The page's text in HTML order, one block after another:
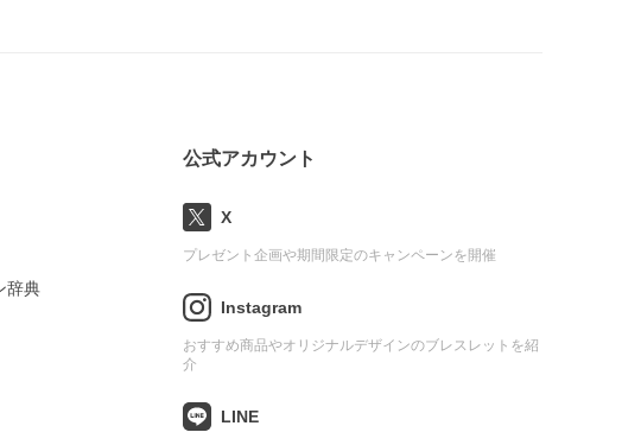
辞典
公式アカウント
X
プレゼント企画や期間限定のキャンペーンを開催
Instagram
おすすめ商品やオリジナルデザインのブレスレットを紹
介
LINE